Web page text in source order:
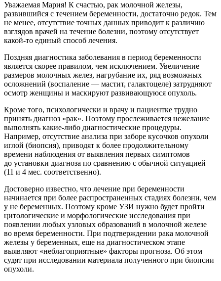
Уважаемая Мария! К счастью, рак молочной железы,
развившийся с течением беременности, достаточно редок. Тем
не менее, отсутствие точных данных приводит к различию
взглядов врачей на течение болезни, поэтому отсутствует
какой-то единый способ лечения.
Поздняя диагностика заболевания в период беременности
является скорее правилом, чем исключением. Увеличение
размеров молочных желез, нагрубание их, ряд возможных
осложнений (воспаление — мастит, галактоцеле) затрудняют
осмотр женщины и маскируют развивающуюся опухоль.
Кроме того, психологически и врачу и пациентке трудно
принять диагноз «рак». Поэтому прослеживается нежелание
выполнять какие-либо диагностические процедуры.
Например, отсутствие анализа при заборе кусочков опухоли
иглой (биопсия), приводят к более продолжительному
времени наблюдения от выявления первых симптомов
до установки диагноза по сравнению с обычной ситуацией
(11 и 4 мес. соответственно).
Достоверно известно, что лечение при беременности
начинается при более распространенных стадиях болезни, чем
у не беременных. Поэтому кроме УЗИ нужно будет пройти
цитологические и морфологические исследования при
появлении любых узловых образований в молочной железе
во время беременности. При подтверждении рака молочной
железы у беременных, еще на диагностическом этапе
выявляют «неблагоприятные» факторы прогноза. Об этом
судят при исследовании материала полученного при биопсии
опухоли.